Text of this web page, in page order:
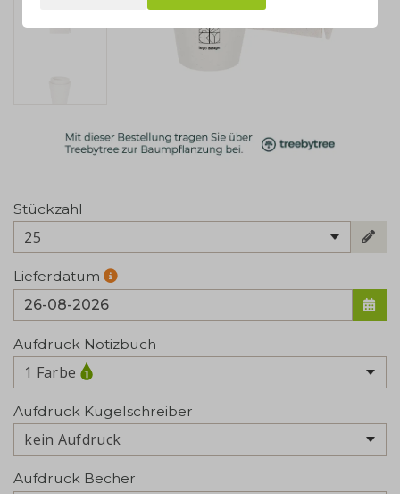
Stückzahl
25
Lieferdatum
Aufdruck Notizbuch
1 Farbe
Aufdruck Kugelschreiber
kein Aufdruck
Aufdruck Becher